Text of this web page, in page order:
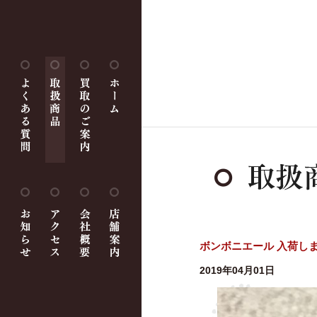
ボンボニエール 入荷し
2019年04月01日